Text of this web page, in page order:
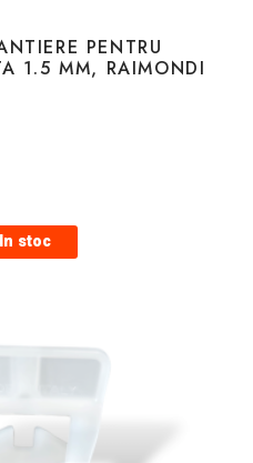
PENTRU
1.5 MM, RAIMONDI
In stoc